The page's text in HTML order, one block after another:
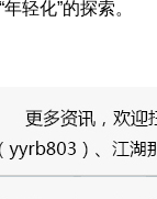
轻化”的探索。